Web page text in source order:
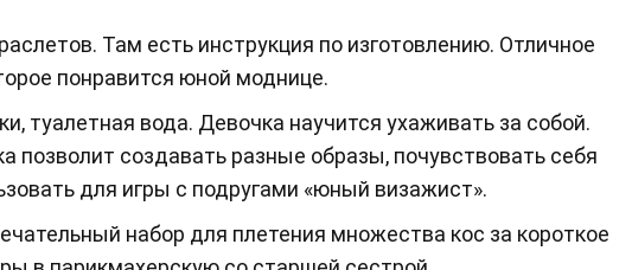
Там есть инструкция по изготовлению. Отличное
понравится юной моднице.
туалетная вода. Девочка научится ухаживать за собой.
позволит создавать разные образы, почувствовать себя
для игры с подругами «юный визажист».
набор для плетения множества кос за короткое